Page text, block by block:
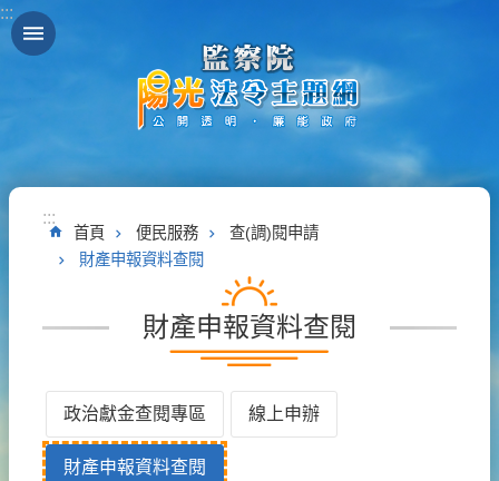
跳到主要內容區塊
:::
:::
首頁 便民服務
查(調)閱申請
財產申報資料查閱
財產申報資料查閱
政治獻金查閱專區 線上申辦
財產申報資料查閱